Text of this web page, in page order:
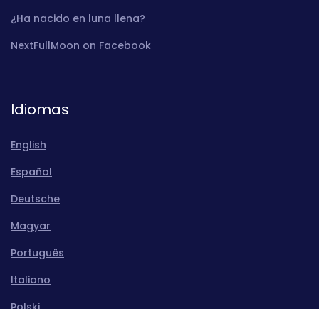
¿Ha nacido en luna llena?
NextFullMoon on Facebook
Idiomas
English
Español
Deutsche
Magyar
Português
Italiano